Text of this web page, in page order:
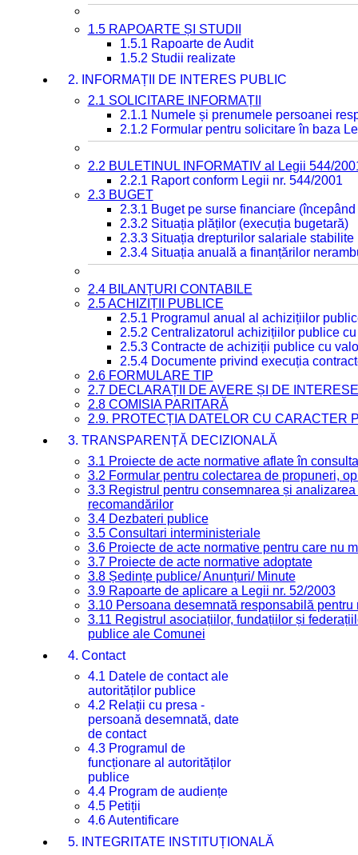
1.5 RAPOARTE ȘI STUDII
1.5.1 Rapoarte de Audit
1.5.2 Studii realizate
2. INFORMAȚII DE INTERES PUBLIC
2.1 SOLICITARE INFORMAȚII
2.1.1 Numele și prenumele persoanei
2.1.2 Formular pentru solicitare în baza
2.2 BULETINUL INFORMATIV al Legii 544/
2.2.1 Raport conform Legii nr. 544/2001
2.3 BUGET
2.3.1 Buget pe surse financiare
2.3.2 Situația plăților (execuția bugetară)
2.3.3 Situația drepturilor salariale
2.3.4 Situația anuală a finanțărilor
2.4 BILANȚURI CONTABILE
2.5 ACHIZIȚII PUBLICE
2.5.1 Programul anual al achizițiilor
2.5.2 Centralizatorul achizițiilor publice
2.5.3 Contracte de achiziții publice cu
2.5.4 Documente privind execuția
2.6 FORMULARE TIP
2.7 DECLARAȚII DE AVERE ȘI DE INTERESE
2.8 COMISIA PARITARĂ
2.9. PROTECȚIA DATELOR CU CARACTER
3. TRANSPARENȚĂ DECIZIONALĂ
3.1 Proiecte de acte normative aflate în
3.2 Formular pentru colectarea de propuneri,
3.3 Registrul pentru consemnarea și
recomandărilor
3.4 Dezbateri publice
3.5 Consultari interministeriale
3.6 Proiecte de acte normative pentru care nu
3.7 Proiecte de acte normative adoptate
3.8 Ședințe publice/ Anunțuri/ Minute
3.9 Rapoarte de aplicare a Legii nr. 52/2003
3.10 Persoana desemnată responsabilă
3.11 Registrul asociațiilor, fundațiilor și
publice ale Comunei
4. Contact
4.1 Datele de contact ale
autorităților publice
4.2 Relații cu presa -
persoană desemnată, date
de contact
4.3 Programul de
funcționare al autorităților
publice
4.4 Program de audiențe
4.5 Petiții
4.6 Autentificare
5. INTEGRITATE INSTITUȚIONALĂ